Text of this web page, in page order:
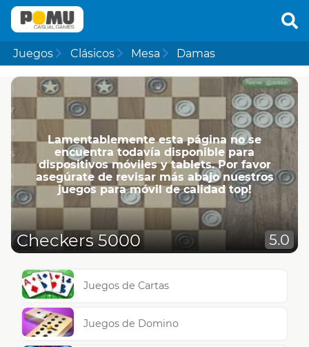
Juegos Clásicos Mesa Damas
Lamentablemente esta página no se
encuentra todavía disponible para
dispositivos móviles y tablets. Por favor
asegúrate de revisar más abajo nuestros
juegos para móvil de calidad top!
Checkers 5000 5.0
Juegos de Cartas
Juegos de Domino